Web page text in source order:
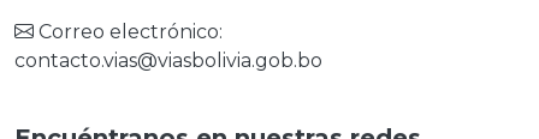
Correo electrónico:
contacto.vias@viasbolivia.gob.bo